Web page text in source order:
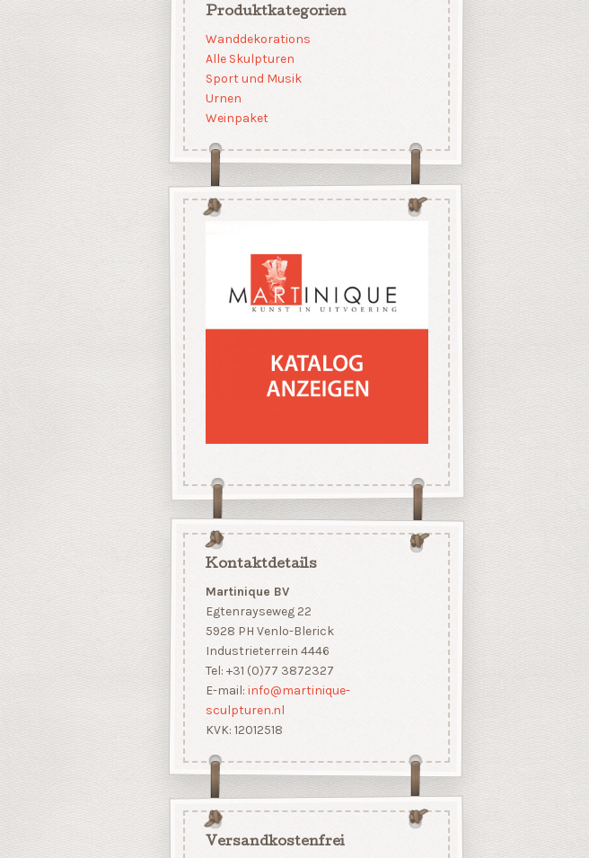
Produktkategorien
Wanddekorations
Alle Skulpturen
Sport und Musik
Urnen
Weinpaket
Kontaktdetails
Martinique BV
Egtenrayseweg 22
5928 PH Venlo-Blerick
Industrieterrein 4446
Tel: +31 (0)77 3872327
E-mail: info@martinique-
sculpturen.nl
KVK: 12012518
Versandkostenfrei